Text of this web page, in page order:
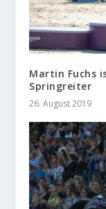
Martin Fuchs
Springreiter
26. August 2019